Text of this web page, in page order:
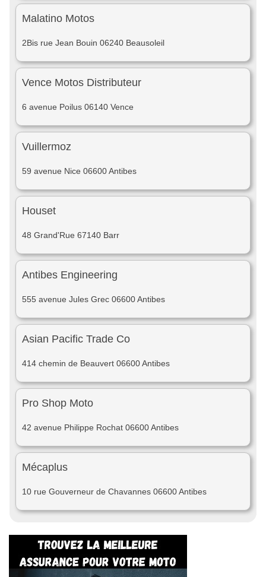
Malatino Motos
2Bis rue Jean Bouin 06240 Beausoleil
Vence Motos Distributeur
6 avenue Poilus 06140 Vence
Vuillermoz
59 avenue Nice 06600 Antibes
Houset
48 Grand'Rue 67140 Barr
Antibes Engineering
555 avenue Jules Grec 06600 Antibes
Asian Pacific Trade Co
414 chemin de Beauvert 06600 Antibes
Pro Shop Moto
42 avenue Philippe Rochat 06600 Antibes
Mécaplus
10 rue Gouverneur de Chavannes 06600 Antibes